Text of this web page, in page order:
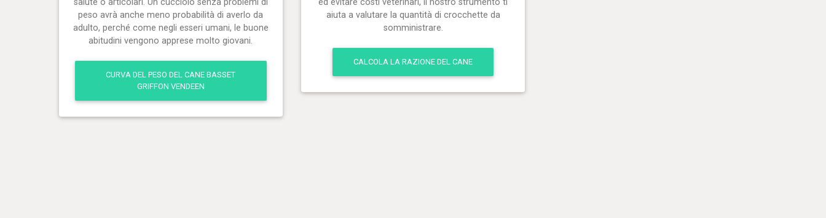
peso avrà anche meno probabilità di averlo da
adulto, perché come negli esseri umani, le buone
abitudini vengono apprese molto giovani.
CURVA DEL PESO DEL CANE BASSET
GRIFFON VENDEEN
aiuta a valutare la quantità di crocchette da
somministrare.
CALCOLA LA RAZIONE DEL CANE